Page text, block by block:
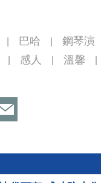
巴哈
鋼琴演
感人 溫馨